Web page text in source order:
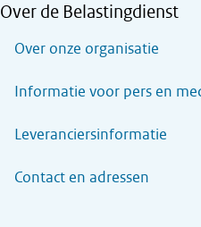
Over de Belastingdienst
Over onze organisatie
Informatie voor pers en
Leveranciersinformatie
Contact en adressen